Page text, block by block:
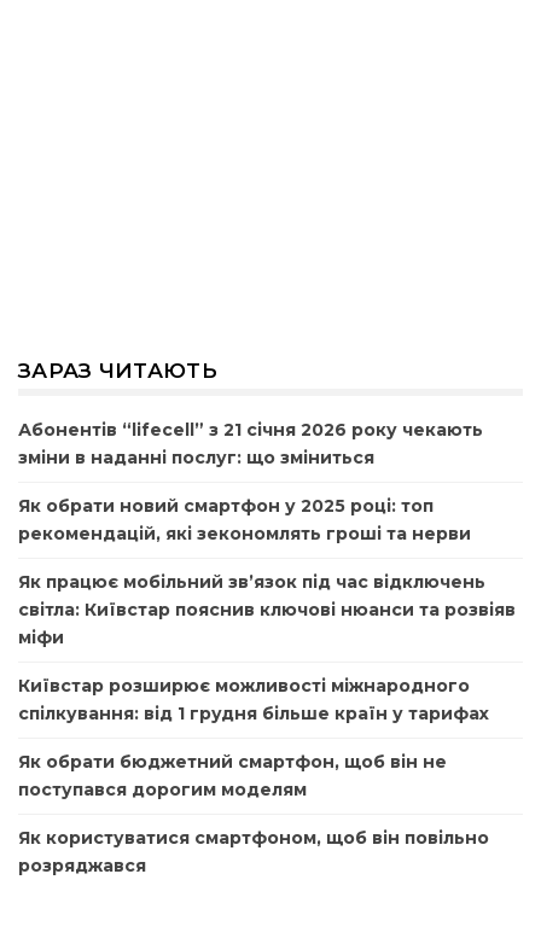
ЗАРАЗ ЧИТАЮТЬ
Абонентів “lifecell” з 21 січня 2026 року чекають
зміни в наданні послуг: що зміниться
Як обрати новий смартфон у 2025 році: топ
рекомендацій, які зекономлять гроші та нерви
Як працює мобільний зв’язок під час відключень
світла: Київстар пояснив ключові нюанси та розвіяв
міфи
Київстар розширює можливості міжнародного
спілкування: від 1 грудня більше країн у тарифах
Як обрати бюджетний смартфон, щоб він не
поступався дорогим моделям
Як користуватися смартфоном, щоб він повільно
розряджався